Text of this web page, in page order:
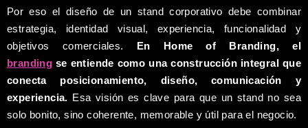
Por eso el diseño de un stand corporativo debe combinar
estrategia, identidad visual, experiencia, funcionalidad y
objetivos comerciales. En Home of Branding, el
branding se entiende como una construcción integral que
conecta posicionamiento, diseño, comunicación y
experiencia. Esa visión es clave para que un stand no sea
solo bonito, sino coherente, memorable y útil para el negocio.